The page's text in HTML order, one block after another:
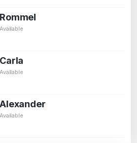
RESERVADOS - TECNIT TU TIENDA
Rommel
Available
Carla
Available
Alexander
Available